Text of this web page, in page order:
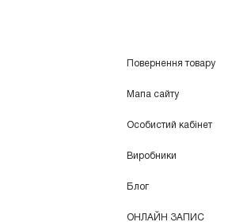
Повернення товару
Мапа сайту
Особистий кабінет
Виробники
Блог
ОНЛАЙН ЗАПИС